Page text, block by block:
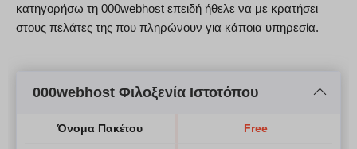
κατηγορήσω τη 000webhost επειδή ήθελε να με κρατήσει
στους πελάτες της που πληρώνουν για κάποια υπηρεσία.
000webhost Φιλοξενία Ιστοτόπου
Όνομα Πακέτου Free